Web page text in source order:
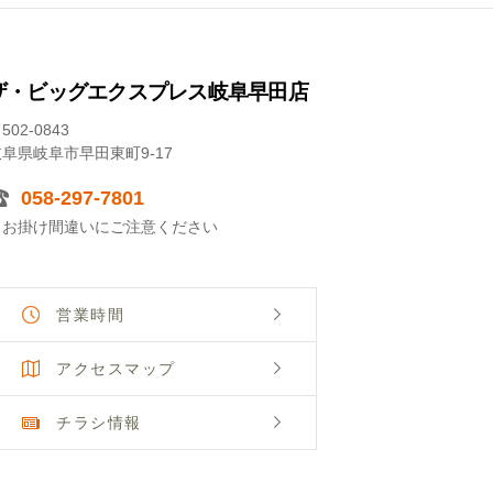
・ビッグエクスプレス岐阜早田店
0843
県岐阜市早田東町9-17
058-297-7801
掛け間違いにご注意ください
営業時間
アクセスマップ
チラシ情報